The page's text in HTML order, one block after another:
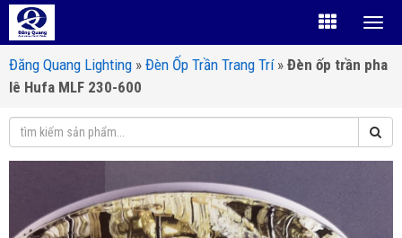
Đăng Quang Lighting » Đèn Ốp Trần Trang Trí» Đèn ốp trần pha
lê Hufa MLF 230-600